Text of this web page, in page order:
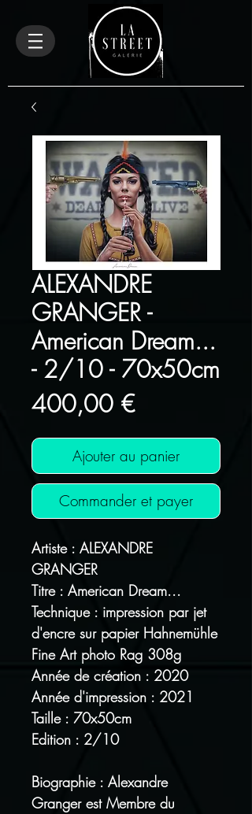
ALEXANDRE
GRANGER -
American Dream...
- 2/10 - 70x50cm
400,00 €Prix
Ajouter au panier
Commander et payer
Artiste : ALEXANDRE
GRANGER
Titre : American Dream...
Technique : impression par jet
d'encre sur papier Hahnemühle
Fine Art photo Rag 308g
Année de création : 2020
Année d'impression : 2021
Taille : 70x50cm
Edition : 2/10
Biographie : Alexandre
Granger est Membre du